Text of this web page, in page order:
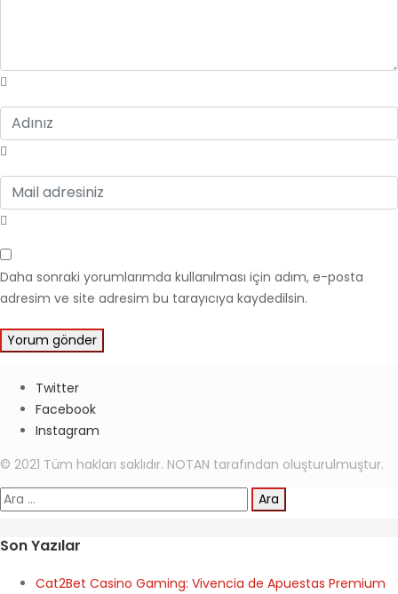
Daha sonraki yorumlarımda kullanılması için adım, e-posta
adresim ve site adresim bu tarayıcıya kaydedilsin.
Twitter
Facebook
Instagram
© 2021 Tüm hakları saklıdır. NOTAN tarafından oluşturulmuştur.
Arama:
Son Yazılar
Cat2Bet Casino Gaming: Vivencia de Apuestas Premium